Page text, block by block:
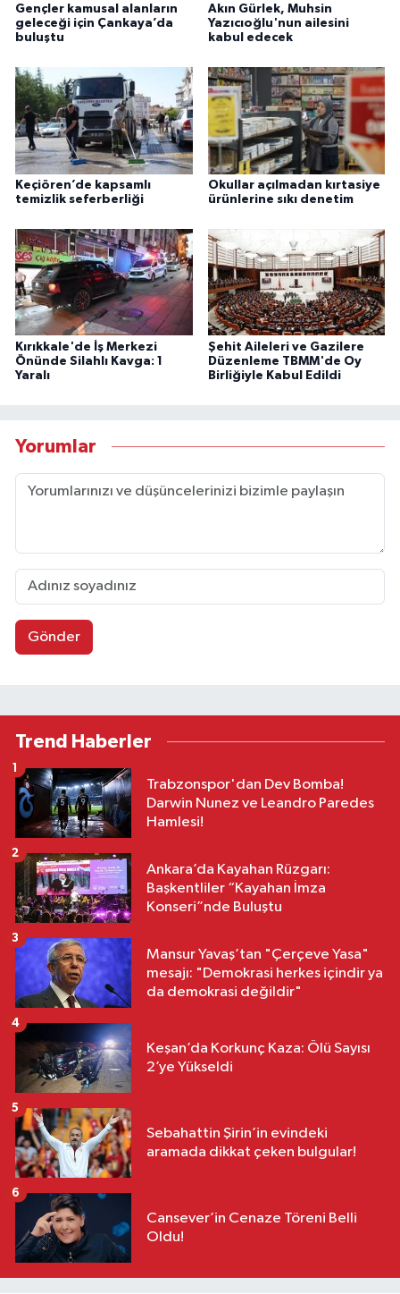
Gençler kamusal alanların
geleceği için Çankaya’da
buluştu
Akın Gürlek, Muhsin
Yazıcıoğlu'nun ailesini
kabul edecek
Keçiören’de kapsamlı
temizlik seferberliği
Okullar açılmadan kırtasiye
ürünlerine sıkı denetim
Kırıkkale'de İş Merkezi
Önünde Silahlı Kavga: 1
Yaralı
Şehit Aileleri ve Gazilere
Düzenleme TBMM'de Oy
Birliğiyle Kabul Edildi
Yorumlar
Gönder
Trend Haberler
Trabzonspor'dan Dev Bomba!
Darwin Nunez ve Leandro Paredes
Hamlesi!
1
Ankara’da Kayahan Rüzgarı:
Başkentliler “Kayahan İmza
Konseri”nde Buluştu
2
Mansur Yavaş’tan "Çerçeve Yasa"
mesajı: "Demokrasi herkes içindir ya
da demokrasi değildir"
3
Keşan’da Korkunç Kaza: Ölü Sayısı
2’ye Yükseldi
4
Sebahattin Şirin’in evindeki
aramada dikkat çeken bulgular!
5
Cansever’in Cenaze Töreni Belli
Oldu!
6